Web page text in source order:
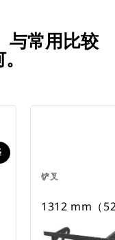
与常用比较
铲叉
1312 mm（